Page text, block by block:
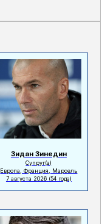
Зидан Зинедин
Супруг(а)
Европа, Франция, Марсель
7 августа 2026 (54 года)